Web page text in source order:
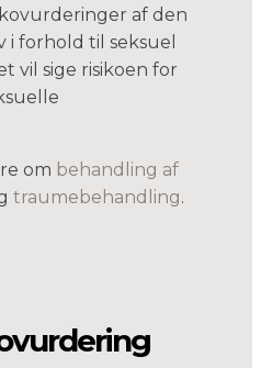
af den
i forhold til seksuel
vil sige risikoen for
om behandling af
traumebehandling.